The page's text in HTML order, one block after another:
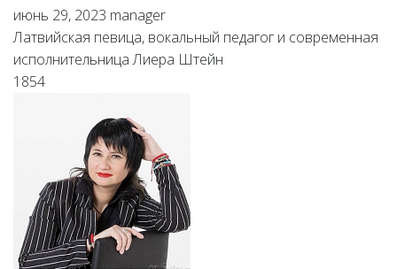
июнь 29, 2023 manager
Латвийская певица, вокальный педагог и современная
исполнительница Лиера Штейн
1854